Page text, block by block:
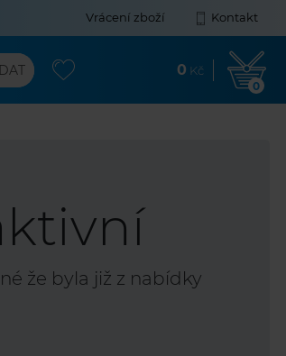
Vrácení zboží Kontakt
0 Kč
0
že byla již z nabídky